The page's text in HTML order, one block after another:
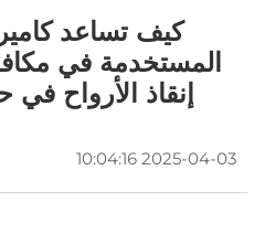
كيف تساعد
المستخدمة في
إنقاذ الأرواح
2025-04-03 10:04:16